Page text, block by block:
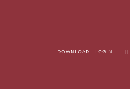
DOWNLOAD LOGIN IT